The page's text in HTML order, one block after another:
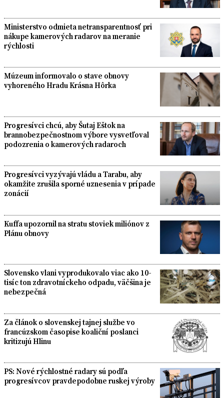
Ministerstvo odmieta netransparentnosť pri
nákupe kamerových radarov na meranie
rýchlosti
Múzeum informovalo o stave obnovy
vyhoreného Hradu Krásna Hôrka
Progresívci chcú, aby Šutaj Eštok na
brannobezpečnostnom výbore vysvetľoval
podozrenia o kamerových radaroch
Progresívci vyzývajú vládu a Tarabu, aby
okamžite zrušila sporné uznesenia v prípade
zonácií
Kuffa upozornil na stratu stoviek miliónov z
Plánu obnovy
Slovensko vlani vyprodukovalo viac ako 10-
tisíc ton zdravotníckeho odpadu, väčšina je
nebezpečná
Za článok o slovenskej tajnej službe vo
francúzskom časopise koaliční poslanci
kritizujú Hlinu
PS: Nové rýchlostné radary sú podľa
progresívcov pravdepodobne ruskej výroby